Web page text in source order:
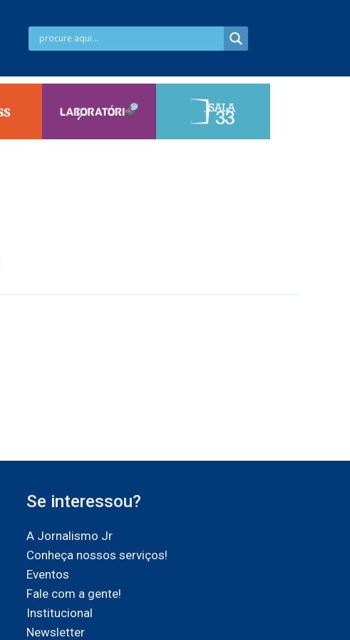
Se interessou?
A Jornalismo Jr
Conheça nossos serviços!
Eventos
Fale com a gente!
Institucional
Newsletter